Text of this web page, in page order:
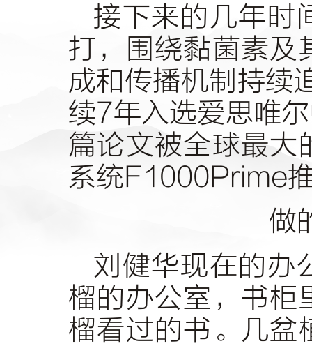
接下来的几年时
打，围绕黏菌素及
成和传播机制持续
续7年入选爱思唯
篇论文被全球最大
系统F1000Prime
做
刘健华现在的办
榴的办公室，书柜
榴看过的书。几盆